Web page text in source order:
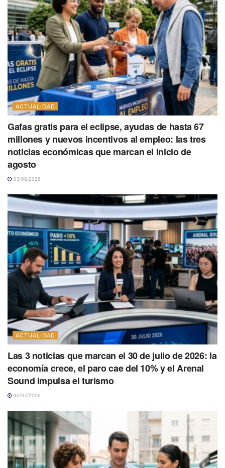
ACTUALIDAD
Gafas gratis para el eclipse, ayudas de hasta 67
millones y nuevos incentivos al empleo: las tres
noticias económicas que marcan el inicio de
agosto
03/08/2026
ACTUALIDAD
Las 3 noticias que marcan el 30 de julio de 2026: la
economía crece, el paro cae del 10% y el Arenal
Sound impulsa el turismo
30/07/2026